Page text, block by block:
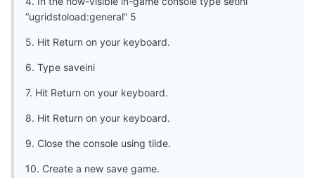
“ugridstoload:general” 5
5. Hit Return on your keyboard.
6. Type saveini
7. Hit Return on your keyboard.
8. Hit Return on your keyboard.
9. Close the console using tilde.
10. Create a new save game.